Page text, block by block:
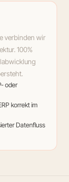
verbinden wir
100%
oder
korrekt im
Datenfluss